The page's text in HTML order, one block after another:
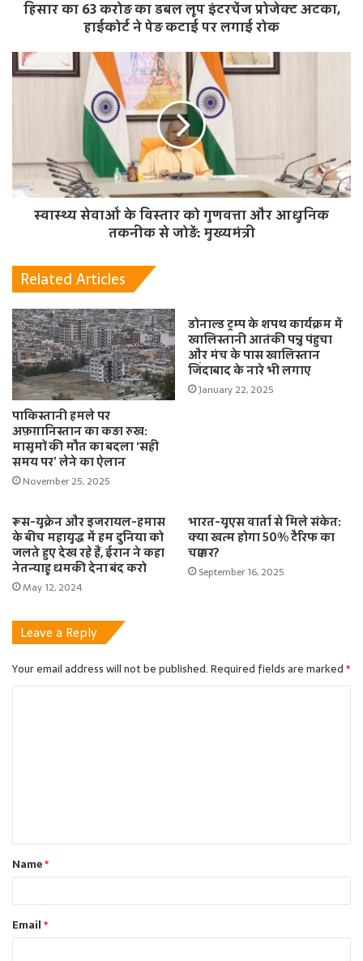
हिसार का 63 करोड़ का डबल लूप इंटरचेंज प्रोजेक्ट अटका,
हाईकोर्ट ने पेड़ कटाई पर लगाई रोक
स्वास्थ्य सेवाओं के विस्तार को गुणवत्ता और आधुनिक
तकनीक से जोड़ें: मुख्यमंत्री
Related Articles
पाकिस्तानी हमले पर
अफ़ग़ानिस्तान का कड़ा रुख:
मासूमों की मौत का बदला ‘सही
समय पर’ लेने का ऐलान
November 25, 2025
डोनाल्ड ट्रम्प के शपथ कार्यक्रम में
खालिस्तानी आतंकी पन्नू पंहुचा
और मंच के पास खालिस्तान
जिंदाबाद के नारे भी लगाए
January 22, 2025
रूस-यूक्रेन और इजरायल-हमास
के बीच महायुद्ध में हम दुनिया को
जलते हुए देख रहे हैं, ईरान ने कहा
नेतन्याहू धमकी देना बंद करो
May 12, 2024
भारत-यूएस वार्ता से मिले संकेत:
क्या खत्म होगा 50% टैरिफ का
चक्कर?
September 16, 2025
Leave a Reply
Your email address will not be published.Required fields are marked*
t
*Name*
Email*